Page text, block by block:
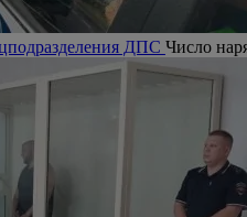
ДПС Число